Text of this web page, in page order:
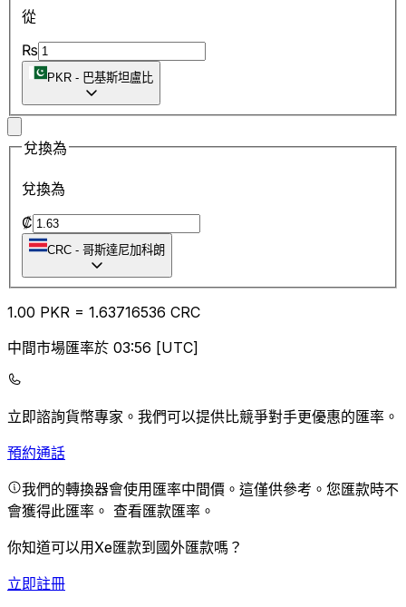
從
₨
PKR - 巴基斯坦盧比
兌換為
兌換為
₡
CRC - 哥斯達尼加科朗
1.00 PKR = 1.63716536 CRC
中間市場匯率於 03:56 [UTC]
立即諮詢貨幣專家。 我們可以提供比競爭對手更優惠的匯率。
預約通話
我們的轉換器會使用匯率中間價。這僅供參考。您匯款時不
會獲得此匯率。 查看匯款匯率。
你知道可以用Xe匯款到國外匯款嗎？
立即註冊